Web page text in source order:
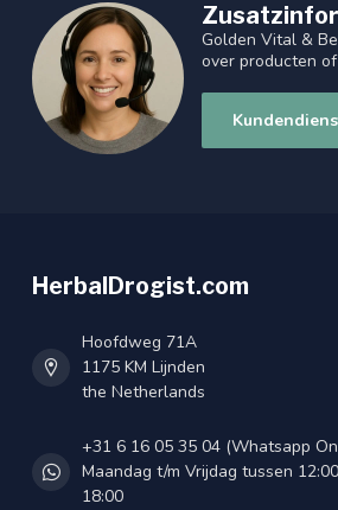
Golden Vital &
over producten
HerbalDrogist.com
Hoofdweg 71A
1175 KM Lijnden
the Netherlands
+31 6 16 05 35 04 (Whatsapp
Maandag t/m Vrijdag tussen
18:00